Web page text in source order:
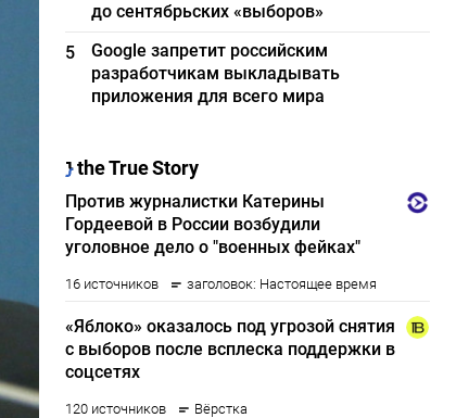
до сентябрьских «выборов»
5
Google запретит российским
разработчикам выкладывать
приложения для всего мира